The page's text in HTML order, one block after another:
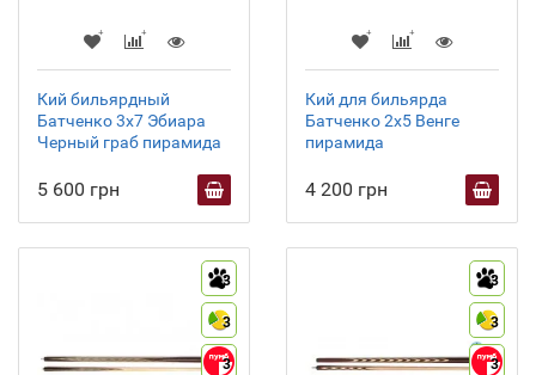
Кий бильярдный
Батченко 3х7 Эбиара
Черный граб пирамида
5 600 грн
Кий для бильярда
Батченко 2х5 Венге
пирамида
4 200 грн
3
3
3
3
3
3